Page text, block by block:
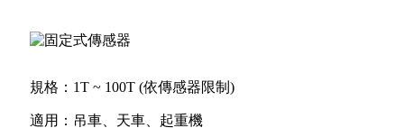
規格：1T ~ 100T (依傳感器限制)
適用：吊車、天車、起重機